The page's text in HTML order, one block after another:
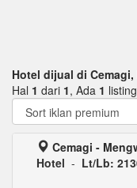
Hotel dijual di Cemagi,
Hal 1 dari 1, Ada 1 listing
Cemagi -
Hotel - Lt/Lb: